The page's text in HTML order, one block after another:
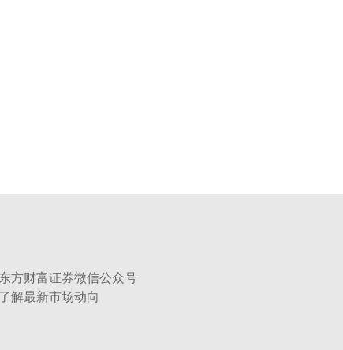
东方财富证券微信公众号
了解最新市场动向